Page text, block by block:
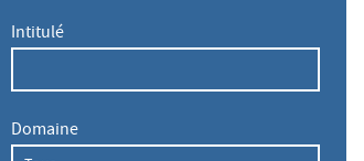
Intitulé
Domaine